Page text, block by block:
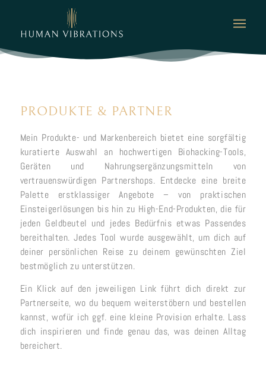
PRODUKTE & PARTNER
Mein Produkte- und Markenbereich bietet eine sorgfältig
kuratierte Auswahl an hochwertigen Biohacking-Tools,
Geräten und Nahrungsergänzungsmitteln von
vertrauenswürdigen Partnershops. Entdecke eine breite
Palette erstklassiger Angebote – von praktischen
Einsteigerlösungen bis hin zu High-End-Produkten, die für
jeden Geldbeutel und jedes Bedürfnis etwas Passendes
bereithalten. Jedes Tool wurde ausgewählt, um dich auf
deiner persönlichen Reise zu deinem gewünschten Ziel
bestmöglich zu unterstützen.
Ein Klick auf den jeweiligen Link führt dich direkt zur
Partnerseite, wo du bequem weiterstöbern und bestellen
kannst, wofür ich ggf. eine kleine Provision erhalte. Lass
dich inspirieren und finde genau das, was deinen Alltag
bereichert.